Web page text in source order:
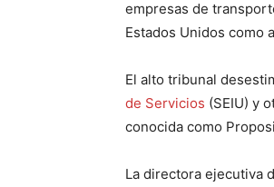
empresas de
Estados Unidos como
El alto tribunal
de Servicios (SEIU) y
conocida como
La directora ejecutiva